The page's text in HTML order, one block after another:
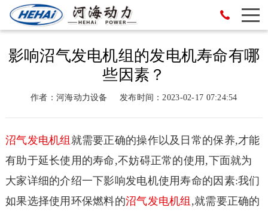
影响沼气发电机组的发电机寿命有哪
些因素？
作者：河海动力设备 发布时间：2023-02-17 07:24:54
沼气发电机组 就需要正确的操作以及日常的保养,才能
有助于延长使用的寿命,不妨碍正常的使用,下面就为
大家详细的介绍一下影响发电机使用寿命的因素:我们
如果选择使用环保燃料的沼气发电机组 ,就需要正确的